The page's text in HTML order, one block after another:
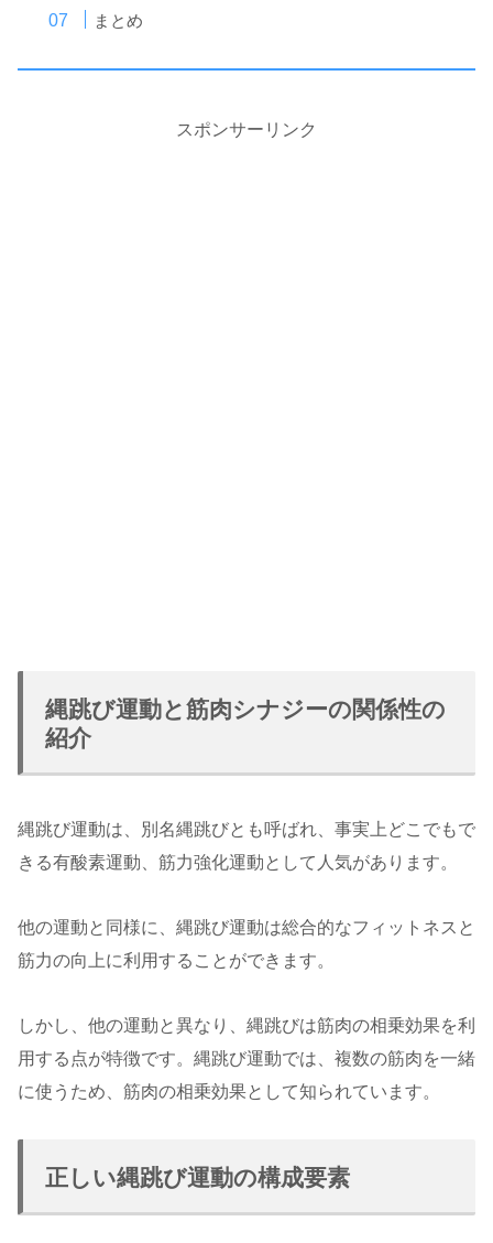
まとめ
スポンサーリンク
縄跳び運動と筋肉シナジーの関係性の
紹介
縄跳び運動は、別名縄跳びとも呼ばれ、事実上どこでもで
きる有酸素運動、筋力強化運動として人気があります。
他の運動と同様に、縄跳び運動は総合的なフィットネスと
筋力の向上に利用することができます。
しかし、他の運動と異なり、縄跳びは筋肉の相乗効果を利
用する点が特徴です。縄跳び運動では、複数の筋肉を一緒
に使うため、筋肉の相乗効果として知られています。
正しい縄跳び運動の構成要素